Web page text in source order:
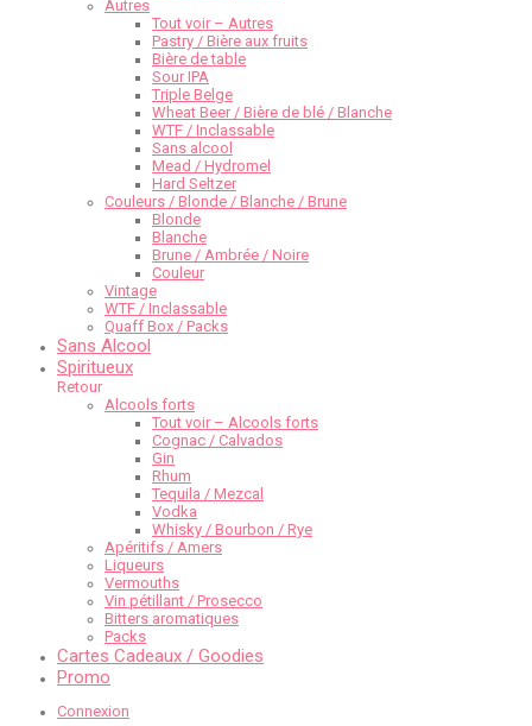
Autres
Tout voir – Autres
Pastry / Bière aux fruits
Bière de table
Sour IPA
Triple Belge
Wheat Beer / Bière de blé / Blanche
WTF / Inclassable
Sans alcool
Mead / Hydromel
Hard Seltzer
Couleurs / Blonde / Blanche / Brune
Blonde
Blanche
Brune / Ambrée / Noire
Couleur
Vintage
WTF / Inclassable
Quaff Box / Packs
Sans Alcool
Spiritueux
Retour
Alcools forts
Tout voir – Alcools forts
Cognac / Calvados
Gin
Rhum
Tequila / Mezcal
Vodka
Whisky / Bourbon / Rye
Apéritifs / Amers
Liqueurs
Vermouths
Vin pétillant / Prosecco
Bitters aromatiques
Packs
Cartes Cadeaux / Goodies
Promo
Connexion